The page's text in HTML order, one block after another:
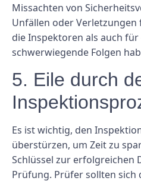
Missachten von
Unfällen oder
die Inspektoren als auch
schwerwiegende Folgen
5. Eile durch
Es ist wichtig, den
überstürzen, um Zeit zu
Schlüssel zur erfolgreichen
Prüfung. Prüfer sollten sich